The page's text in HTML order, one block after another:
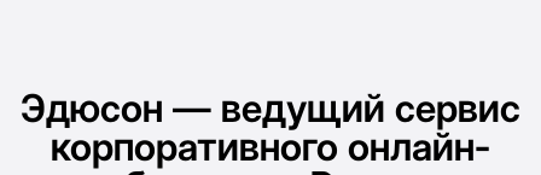
Эдюсон — ведущий сервис
корпоративного онлайн-